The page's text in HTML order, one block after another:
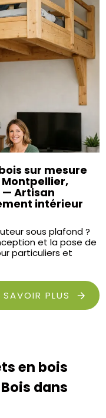
sur mesure
Artisan
intérieur
sous plafond ?
et la pose de
particuliers et
SAVOIR PLUS
en bois
dans